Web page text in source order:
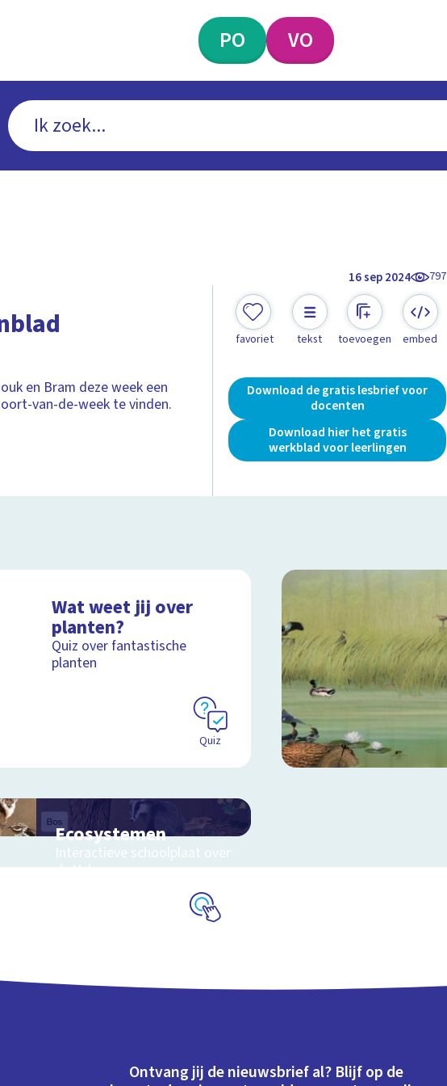
PO VO
16 sep 2024 797
en Bram deze week een
van-de-week te vinden.
favoriet tekst toevoegen embed
Download de gratis lesbrief voor
docenten
Download hier het gratis
werkblad voor leerlingen
Wat weet jij over
planten?
Quiz over fantastische
planten
Quiz
Ecosystemen
Interactieve schoolplaat over
de Veluwe
Ontvang jij de nieuwsbrief al? Blijf op de